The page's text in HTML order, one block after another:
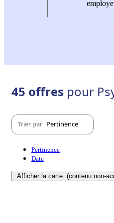
45 offres pour
Trier par Pertinence
Pertinence
Date
Afficher la carte (contenu non-